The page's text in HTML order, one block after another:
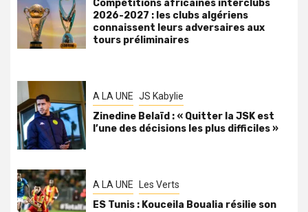
Compétitions africaines interclubs
2026-2027 : les clubs algériens
connaissent leurs adversaires aux
tours préliminaires
A LA UNE JS Kabylie
Zinedine Belaïd : « Quitter la JSK est
l’une des décisions les plus difficiles »
A LA UNE Les Verts
ES Tunis : Kouceila Boualia résilie son